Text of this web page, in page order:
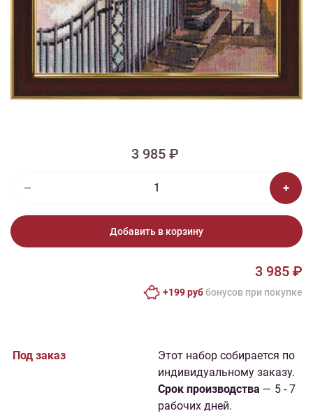
Изображения и цвет представленного товара могут незначительно
отличаться от оригинала продукции, взависимости от разрешения и
настроек вашего монитора, а также условий освещения при съемке
Вышивка ДЛ-007 Старая прага
3 985 ₽
Добавить в корзину
3 985 ₽
+199 руббонусов при покупке
Под заказ
Этот набор собирается по
индивидуальному заказу.
Cрок производства — 5 - 7
рабочих дней.